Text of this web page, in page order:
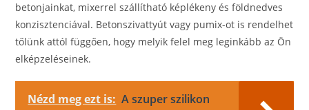
betonjainkat, mixerrel szállítható képlékeny és földnedves
konzisztenciával. Betonszivattyút vagy pumix-ot is rendelhet
tőlünk attól függően, hogy melyik felel meg leginkább az Ön
elképzeléseinek.
Nézd meg ezt is: A szuper szilikon